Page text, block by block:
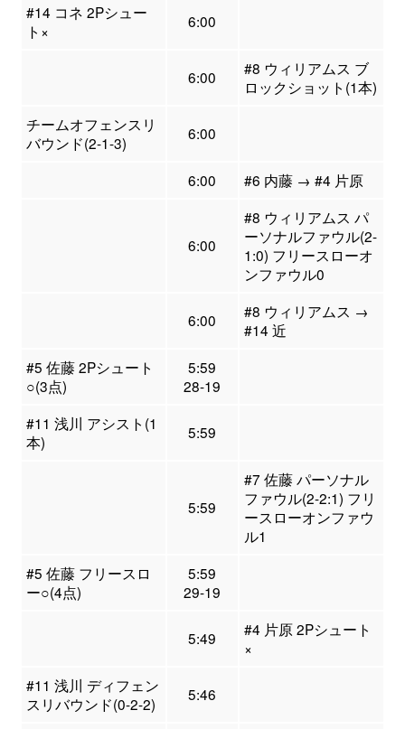
#14 コネ 2Pシュー
ト×
6:00
6:00
#8 ウィリアムス ブ
ロックショット(1本)
チームオフェンスリ
バウンド(2-1-3)
6:00
6:00 #6 内藤 → #4 片原
6:00
#8 ウィリアムス パ
ーソナルファウル(2-
1:0) フリースローオ
ンファウル0
6:00
#8 ウィリアムス →
#14 近
#5 佐藤 2Pシュート
○(3点)
5:59
28-19
#11 浅川 アシスト(1
本)
5:59
5:59
#7 佐藤 パーソナル
ファウル(2-2:1) フリ
ースローオンファウ
ル1
#5 佐藤 フリースロ
ー○(4点)
5:59
29-19
5:49
#4 片原 2Pシュート
×
#11 浅川 ディフェン
スリバウンド(0-2-2)
5:46